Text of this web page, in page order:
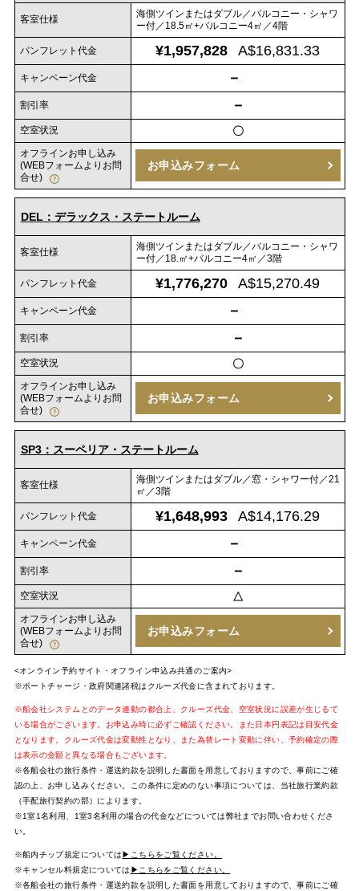
客室仕様
海側ツインまたはダブル／バルコニー・シャワ
ー付／18.5㎡+バルコニー4㎡／4階
パンフレット代金 ¥1,957,828 A$16,831.33
キャンペーン代金 －
割引率 －
空室状況 〇
オフラインお申し込み
(WEBフォームよりお問
合せ)
お申込みフォーム
DEL：デラックス・ステートルーム
客室仕様
海側ツインまたはダブル／バルコニー・シャワ
ー付／18.㎡+バルコニー4㎡／3階
パンフレット代金 ¥1,776,270 A$15,270.49
キャンペーン代金 －
割引率 －
空室状況 〇
オフラインお申し込み
(WEBフォームよりお問
合せ)
お申込みフォーム
SP3：スーペリア・ステートルーム
客室仕様
海側ツインまたはダブル／窓・シャワー付／21
㎡／3階
パンフレット代金 ¥1,648,993 A$14,176.29
キャンペーン代金 －
割引率 －
空室状況 △
オフラインお申し込み
(WEBフォームよりお問
合せ)
お申込みフォーム
<オンライン予約サイト・オフライン申込み共通のご案内>
※ポートチャージ・政府関連諸税はクルーズ代金に含まれております。
※船会社システムとのデータ連動の都合上、クルーズ代金、空室状況に誤差が生じるて
いる場合がございます。お申込み時に必ずご確認ください。また日本円表記は目安代金
となります。クルーズ代金は変動性となり、また為替レート変動に伴い、予約確定の際
は表示の金額と異なる場合もございます。
※各船会社の旅行条件・運送約款を説明した書面を用意しておりますので、事前にご確
認の上、お申し込みください。この条件に定めのない事項については、当社旅行業約款
（手配旅行契約の部）によります。
※1室1名利用、1室3名利用の場合の代金などについては弊社までお問い合わせくださ
い。
※船内チップ規定については▶こちらをご覧ください。
※キャンセル料規定については ▶こちらをご覧ください。
※各船会社の旅行条件・運送約款を説明した書面を用意しておりますので、事前にご確